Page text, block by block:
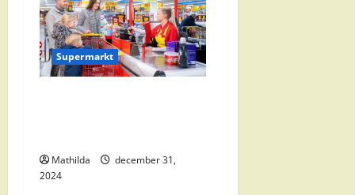
Supermarkt
Mathilda
december 31,
2024